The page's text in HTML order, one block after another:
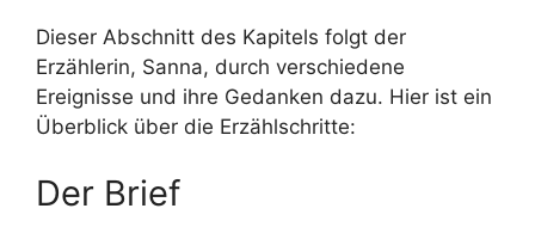
Dieser Abschnitt des Kapitels folgt der
Erzählerin, Sanna, durch verschiedene
Ereignisse und ihre Gedanken dazu. Hier ist ein
Überblick über die Erzählschritte:
Der Brief